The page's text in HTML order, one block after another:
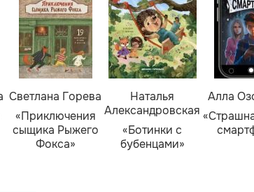
Светлана Горева
«Приключения
сыщика Рыжего
Фокса»
Наталья
Александровская
«Ботинки с
бубенцами»
Алла